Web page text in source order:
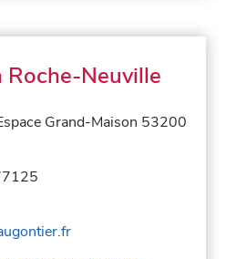
Roche-Neuville
Grand-Maison 53200